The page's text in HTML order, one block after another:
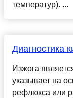
температур). ...
Диагностика
Изжога
указывает на
рефлюкса или